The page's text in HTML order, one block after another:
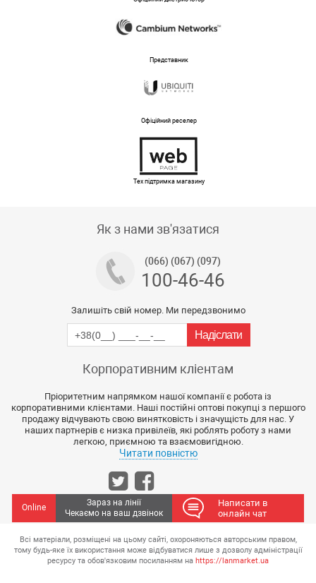
Представник
Офіційний реселер
Тех підтримка магазину
Як з нами зв'язатися
(066) (067) (097)
100-46-46
Залишіть свій номер. Ми передзвонимо
Корпоративним кліентам
Пріоритетним напрямком нашої компанії є робота із
корпоративними клієнтами. Наші постійні оптові покупці з першого
продажу відчувають свою винятковість і значущість для нас. У
наших партнерів є низка привілеїв, які роблять роботу з нами
легкою, приємною та взаємовигідною.
Читати повністю
Online
Зараз на лінії
Чекаємо на ваш дзвінок
Написати в
онлайн чат
Всі матеріали, розміщені на цьому сайті, охороняються авторським правом,
тому будь-яке їх використання може відбуватися лише з дозволу адміністрації
ресурсу та обов'язковим посиланням на https://lanmarket.ua